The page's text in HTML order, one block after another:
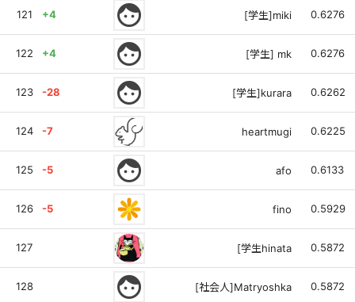
121 +4 face [学生]miki 0.6276
122 +4 face [学生] mk 0.6276
123 -28 face [学生]kurara 0.6262
124 -7 heartmugi 0.6225
125 -5 face afo 0.6133
126 -5 fino 0.5929
127 [学生hinata 0.5872
128 face [社会人]Matryoshka 0.5872